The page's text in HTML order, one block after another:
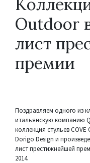
Outdoor
лист
премии
Поздравляем одного из
итальянскую компанию
коллекция стульев
Dorigo Design и
лист престижнейшей
2014.